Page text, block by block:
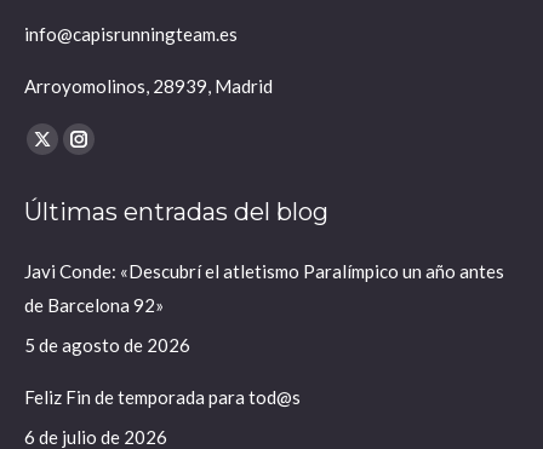
info@capisrunningteam.es
Arroyomolinos, 28939, Madrid
Encuéntranos en:
X
se
en
una
ventana
Instagram
se
en
una
ventana
Últimas entradas del blog
Javi Conde: «Descubrí el atletismo Paralímpico un año antes
de Barcelona 92»
5 de agosto de 2026
Feliz Fin de temporada para tod@s
6 de julio de 2026